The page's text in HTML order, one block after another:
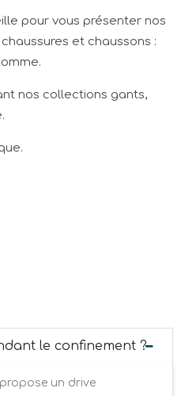
pour vous présenter nos
et chaussons :
nos collections gants,
le confinement ?
un drive